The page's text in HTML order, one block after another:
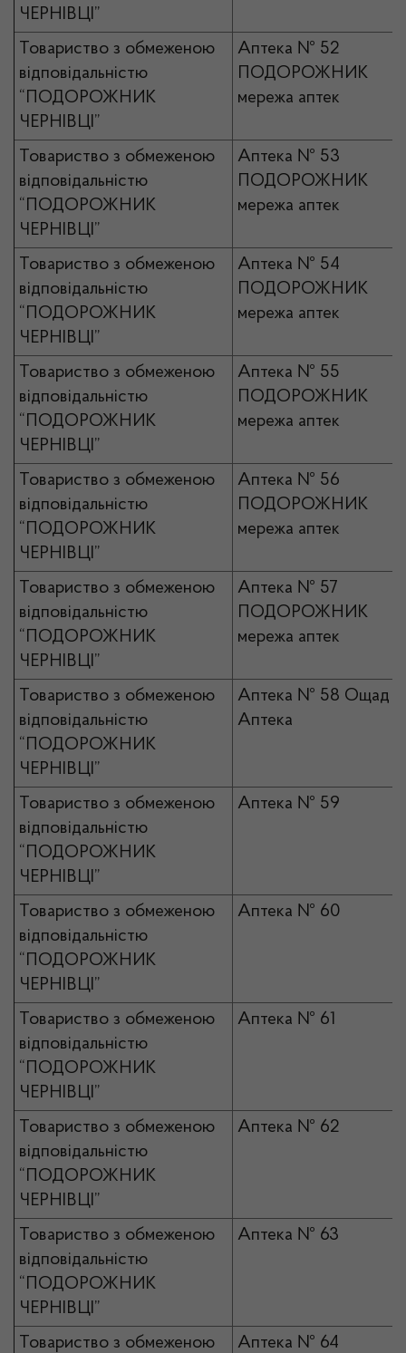
ЧЕРНІВЦІ”
Товариство з обмеженою
відповідальністю
“ПОДОРОЖНИК
ЧЕРНІВЦІ”
Аптека № 52
ПОДОРОЖНИК
мережа аптек
Товариство з обмеженою
відповідальністю
“ПОДОРОЖНИК
ЧЕРНІВЦІ”
Аптека № 53
ПОДОРОЖНИК
мережа аптек
Товариство з обмеженою
відповідальністю
“ПОДОРОЖНИК
ЧЕРНІВЦІ”
Аптека № 54
ПОДОРОЖНИК
мережа аптек
Товариство з обмеженою
відповідальністю
“ПОДОРОЖНИК
ЧЕРНІВЦІ”
Аптека № 55
ПОДОРОЖНИК
мережа аптек
Товариство з обмеженою
відповідальністю
“ПОДОРОЖНИК
ЧЕРНІВЦІ”
Аптека № 56
ПОДОРОЖНИК
мережа аптек
Товариство з обмеженою
відповідальністю
“ПОДОРОЖНИК
ЧЕРНІВЦІ”
Аптека № 57
ПОДОРОЖНИК
мережа аптек
Товариство з обмеженою
відповідальністю
“ПОДОРОЖНИК
ЧЕРНІВЦІ”
Аптека № 58 Ощад
Аптека
Товариство з обмеженою
відповідальністю
“ПОДОРОЖНИК
ЧЕРНІВЦІ”
Аптека № 59
Товариство з обмеженою
відповідальністю
“ПОДОРОЖНИК
ЧЕРНІВЦІ”
Аптека № 60
Товариство з обмеженою
відповідальністю
“ПОДОРОЖНИК
ЧЕРНІВЦІ”
Аптека № 61
Товариство з обмеженою
відповідальністю
“ПОДОРОЖНИК
ЧЕРНІВЦІ”
Аптека № 62
Товариство з обмеженою
відповідальністю
“ПОДОРОЖНИК
ЧЕРНІВЦІ”
Аптека № 63
Товариство з обмеженою Аптека № 64